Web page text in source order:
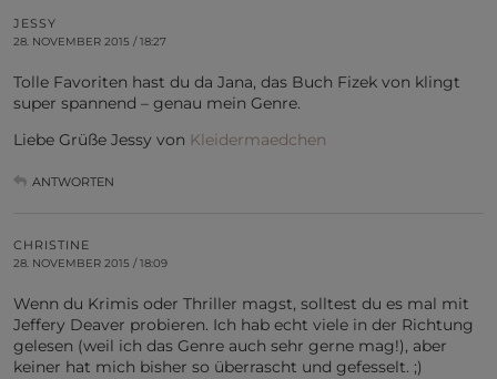
JESSY
28. NOVEMBER 2015 / 18:27
Tolle Favoriten hast du da Jana, das Buch Fizek von klingt
super spannend – genau mein Genre.
Liebe Grüße Jessy von Kleidermaedchen
ANTWORTEN
CHRISTINE
28. NOVEMBER 2015 / 18:09
Wenn du Krimis oder Thriller magst, solltest du es mal mit
Jeffery Deaver probieren. Ich hab echt viele in der Richtung
gelesen (weil ich das Genre auch sehr gerne mag!), aber
keiner hat mich bisher so überrascht und gefesselt. ;)